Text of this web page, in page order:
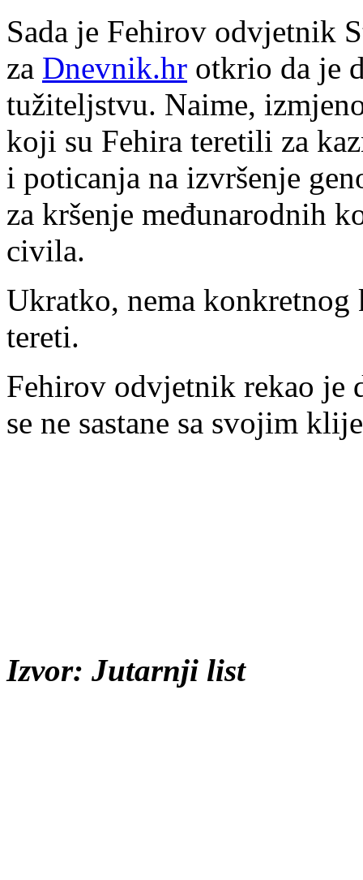
Sada je Fehirov odvjetnik
za Dnevnik.hr otkrio da je
tužiteljstvu. Naime,
koji su Fehira teretili za
i poticanja na izvršenje
za kršenje međunarodnih
civila.
Ukratko, nema konkretnog
tereti.
Fehirov odvjetnik rekao je
se ne sastane sa svojim
Izvor: Jutarnji list